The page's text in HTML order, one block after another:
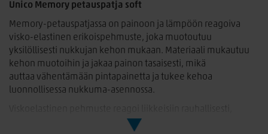
Unico Memory petauspatja soft
Memory-petauspatjassa on painoon ja lämpöön reagoiva
visko-elastinen erikoispehmuste, joka muotoutuu
yksilöllisesti nukkujan kehon mukaan. Materiaali mukautuu
kehon muotoihin ja jakaa painon tasaisesti, mikä
auttaa vähentämään pintapainetta ja tukee kehoa
luonnollisessa nukkuma-asennossa.
tarjoten vakaata ja rauhoittavaa nukkumismukavuutta koko